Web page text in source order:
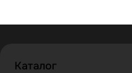
Каталог